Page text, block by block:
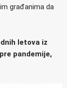
građanima da
letova iz
pandemije,